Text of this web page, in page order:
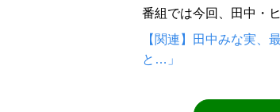
番組では今回、田中・
【関連】田中みな実、
と…」